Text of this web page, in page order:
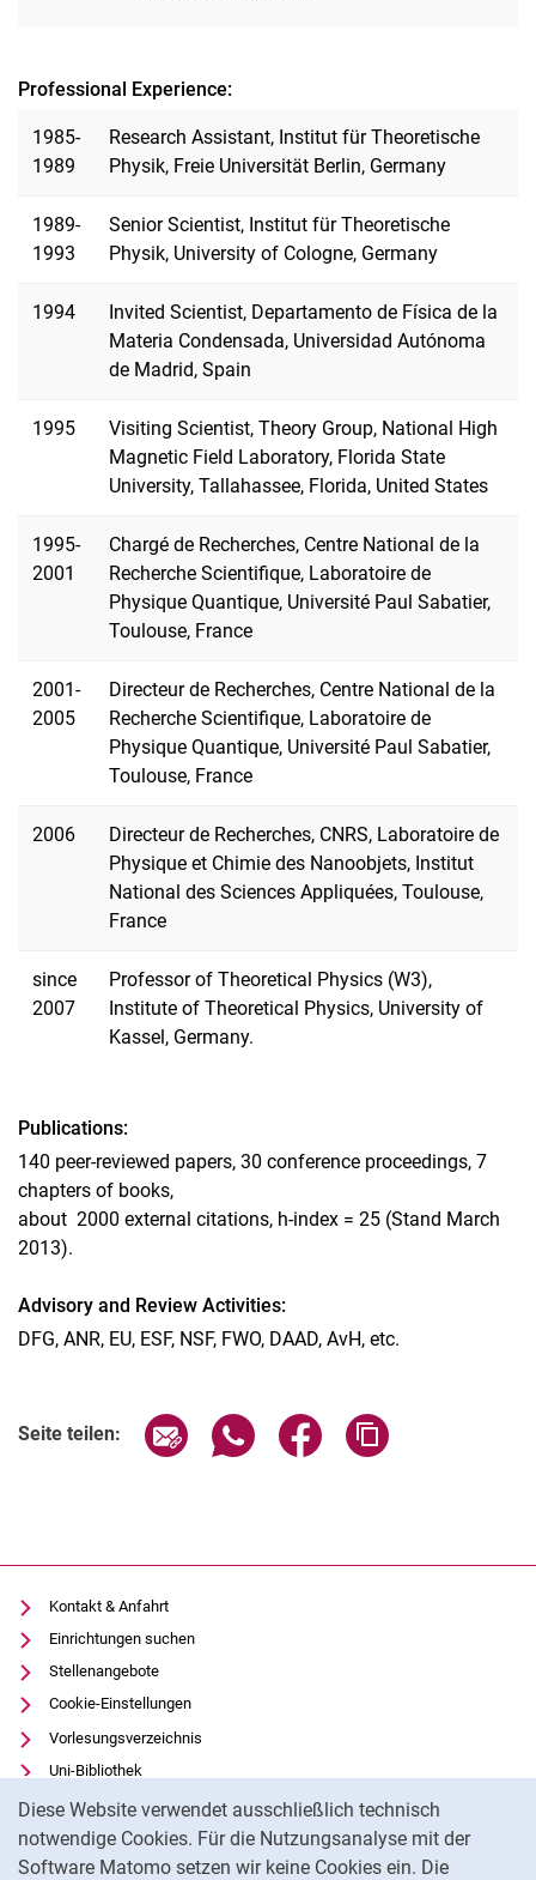
Diese Website verwendet ausschließlich technisch
notwendige Cookies. Für die Nutzungsanalyse mit der
Software Matomo setzen wir keine Cookies ein. Die
Professional Experience:
1985-
1989
Research Assistant, Institut für Theoretische
Physik, Freie Universität Berlin, Germany
1989-
1993
Senior Scientist, Institut für Theoretische
Physik, University of Cologne, Germany
1994
Invited Scientist, Departamento de Física de la
Materia Condensada, Universidad Autónoma
de Madrid, Spain
1995
Visiting Scientist, Theory Group, National High
Magnetic Field Laboratory, Florida State
University, Tallahassee, Florida, United States
1995-
2001
Chargé de Recherches, Centre National de la
Recherche Scientifique, Laboratoire de
Physique Quantique, Université Paul Sabatier,
Toulouse, France
2001-
2005
Directeur de Recherches, Centre National de la
Recherche Scientifique, Laboratoire de
Physique Quantique, Université Paul Sabatier,
Toulouse, France
2006
Directeur de Recherches, CNRS, Laboratoire de
Physique et Chimie des Nanoobjets, Institut
National des Sciences Appliquées, Toulouse,
France
since
2007
Professor of Theoretical Physics (W3),
Institute of Theoretical Physics, University of
Kassel, Germany.
Publications:
140 peer-reviewed papers, 30 conference proceedings, 7
chapters of books,
about 2000 external citations, h-index = 25 (Stand March
2013).
Advisory and Review Activities:
DFG, ANR, EU, ESF, NSF, FWO, DAAD, AvH, etc.
Seite teilen: Seite über E-Mail teilen
Seite über WhatsApp teilen
Seite über Facebook
Kontakt & Anfahrt
Einrichtungen suchen
Stellenangebote
Cookie-Einstellungen
Vorlesungsverzeichnis
Uni-Bibliothek
Moodle
Panopto
Datenschutz